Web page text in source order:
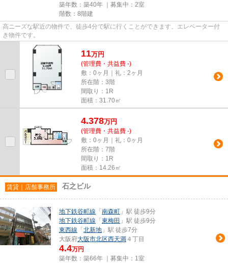
築年数：築40年 ｜募集中： 2室
階数：8階建
高ニーズな駅近の物件で、徒歩4分で駅に行くことができます。エレベーター付
き物件です。
11万円
(管理費・共益費 -)
敷：0ヶ月｜礼：2ヶ月
所在階：3階
間取り：1R
面積：31.70㎡
4.378万円
(管理費・共益費 -)
敷：0ヶ月｜礼：0ヶ月
所在階：7階
間取り：1R
面積：14.26㎡
賃貸｜店舗事務所 石之ビル
地下鉄谷町線 「 南森町 」駅 徒歩9分
地下鉄谷町線 「 東梅田 」駅 徒歩9分
東西線 「 北新地 」駅 徒歩7分
大阪府大阪市北区西天満 ４丁目
4.4万円
築年数：築66年 ｜募集中： 1室